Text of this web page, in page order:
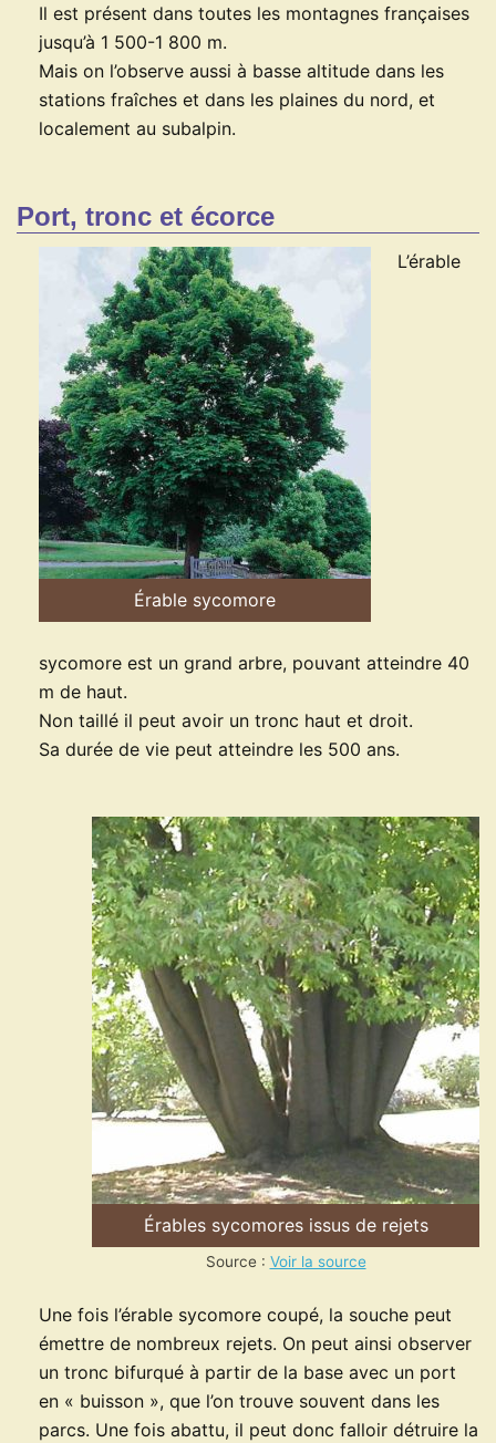
Il est présent dans toutes les montagnes françaises
jusqu’à 1 500-1 800 m.
Mais on l’observe aussi à basse altitude dans les
stations fraîches et dans les plaines du nord, et
localement au subalpin.
Port, tronc et écorce
Érable sycomore
L’érable
sycomore est un grand arbre, pouvant atteindre 40
m de haut.
Non taillé il peut avoir un tronc haut et droit.
Sa durée de vie peut atteindre les 500 ans.
Érables sycomores issus de rejets
Source : Voir la source
Une fois l’érable sycomore coupé, la souche peut
émettre de nombreux rejets. On peut ainsi observer
un tronc bifurqué à partir de la base avec un port
en « buisson », que l’on trouve souvent dans les
parcs. Une fois abattu, il peut donc falloir détruire la